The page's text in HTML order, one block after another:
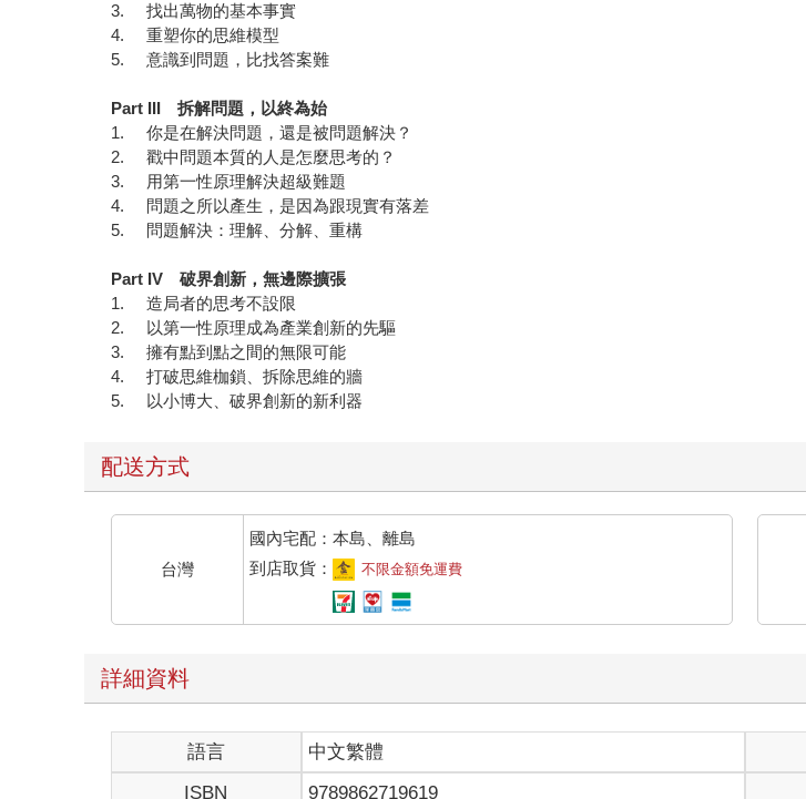
3. 找出萬物的基本事實
4. 重塑你的思維模型
5. 意識到問題，比找答案難
Part III 拆解問題，以終為始
1. 你是在解決問題，還是被問題解決？
2. 戳中問題本質的人是怎麼思考的？
3. 用第一性原理解決超級難題
4. 問題之所以產生，是因為跟現實有落差
5. 問題解決：理解、分解、重構
Part IV 破界創新，無邊際擴張
1. 造局者的思考不設限
2. 以第一性原理成為產業創新的先驅
3. 擁有點到點之間的無限可能
4. 打破思維枷鎖、拆除思維的牆
5. 以小博大、破界創新的新利器
配送方式
台灣
國內宅配：本島、離島
到店取貨：
不限金額免運費
詳細資料
語言 中文繁體
ISBN
9789862719619